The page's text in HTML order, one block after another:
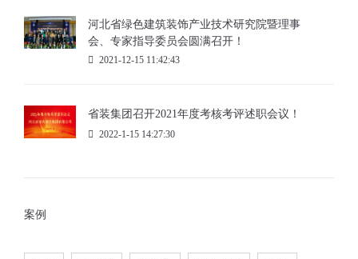
河北省绿色建筑装饰产业技术研究院暨理事
会、专家指导委员会圆满召开！
2021-12-15 11:42:43
省装集团召开2021年度考核考评述职会议！
2022-1-15 14:27:30
案例